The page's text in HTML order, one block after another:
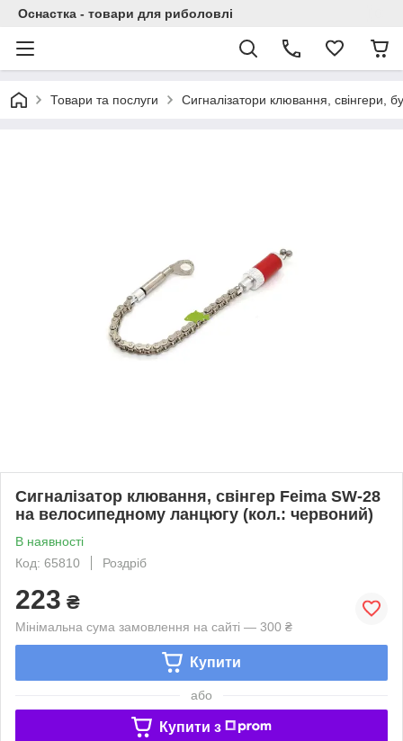
Оснастка - товари для риболовлі
Товари та послуги Сигналізатори клювання, свінгери,
Сигналізатор клювання, свінгер Feima SW-28
на велосипедному ланцюгу (кол.: червоний)
В наявності
Код: 65810
Роздріб
223 ₴
Мінімальна сума замовлення на сайті — 300 ₴
Купити
або
Купити з